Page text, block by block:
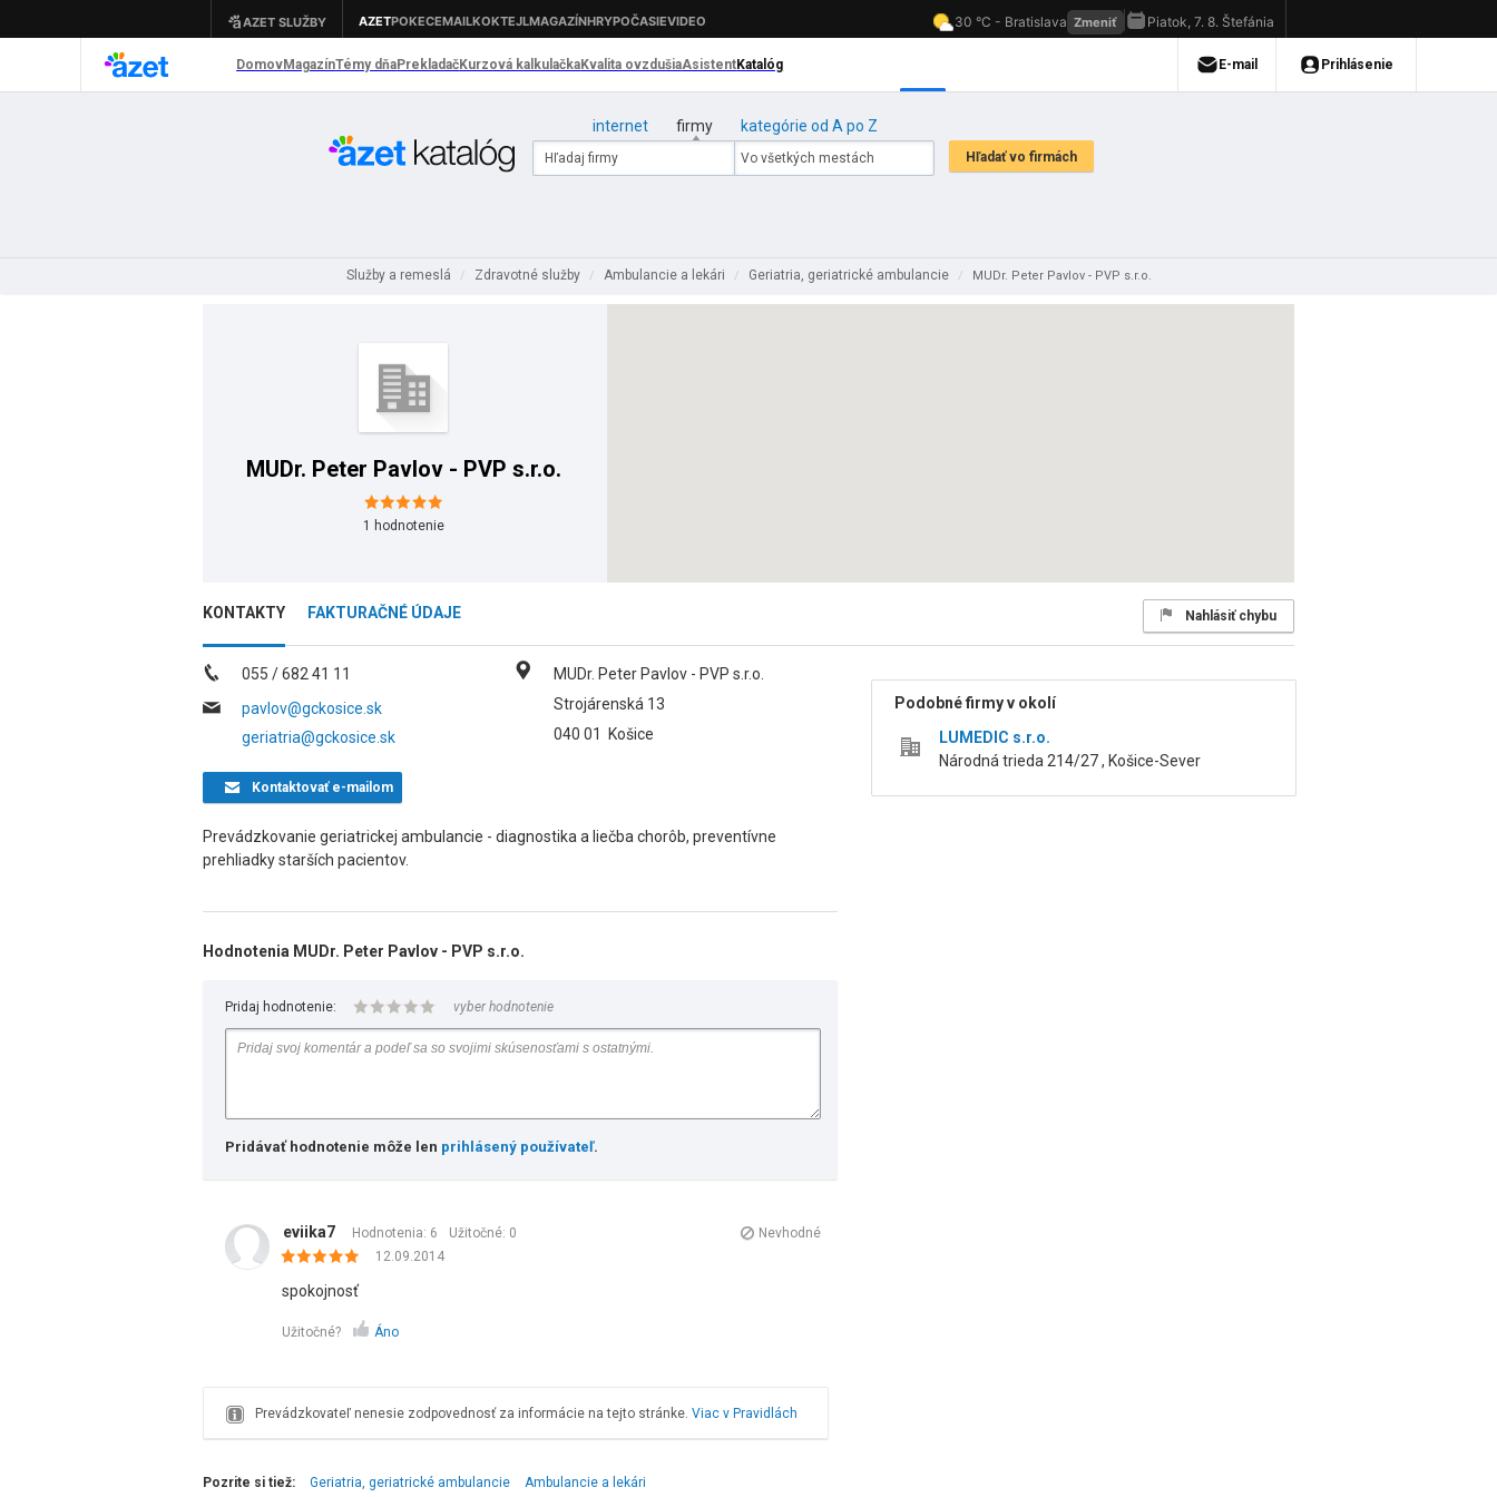
internet firmy kategórie od A po Z
Služby a remeslá / Zdravotné služby / Ambulancie a lekári / Geriatria, geriatrické ambulancie / MUDr. Peter Pavlov - PVP s.r.o.
MUDr. Peter Pavlov - PVP s.r.o.
1 hodnotenie
KONTAKTY FAKTURAČNÉ ÚDAJE Nahlásiť chybu
055 / 682 41 11
pavlov@gckosice.sk
geriatria@gckosice.sk
MUDr. Peter Pavlov - PVP s.r.o.
Strojárenská 13
040 01
Košice
Kontaktovaťe-mailom
Prevádzkovanie geriatrickej ambulancie - diagnostika a liečba chorôb, preventívne
prehliadky starších pacientov.
Hodnotenia MUDr. Peter Pavlov - PVP s.r.o.
Pridaj hodnotenie: vyber hodnotenie
Pridávať hodnotenie môže len prihlásený používateľ.
eviika7 Hodnotenia: 6 Užitočné: 0
Nevhodné
12.09.2014
spokojnosť
Užitočné? Áno
Prevádzkovateľ nenesie zodpovednosť za informácie na tejto stránke. Viac v Pravidlách
Podobné firmy v okolí
LUMEDIC s.r.o.
Národná trieda 214/27 , Košice-Sever
Pozrite si tiež: Geriatria, geriatrické ambulancie Ambulancie a lekári